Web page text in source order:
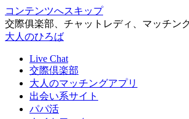
コンテンツへスキップ
交際俱楽部、チャットレディ、マッチン
大人のひろば
Live Chat
交際倶楽部
大人のマッチングアプリ
出会い系サイト
パパ活